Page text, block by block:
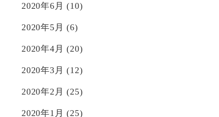
2020年6月 (10)
2020年5月 (6)
2020年4月 (20)
2020年3月 (12)
2020年2月 (25)
2020年1月 (25)